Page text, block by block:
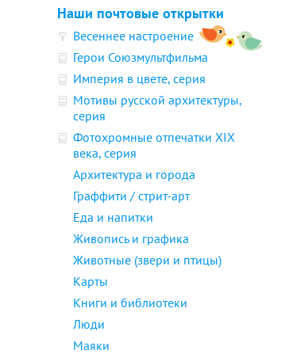
Наши почтовые открытки
Весеннее настроение
Герои Союзмультфильма
Империя в цвете, серия
Мотивы русской архитектуры,
серия
Фотохромные отпечатки XIX
века, серия
Архитектура и города
Граффити / стрит-арт
Еда и напитки
Живопись и графика
Животные (звери и птицы)
Карты
Книги и библиотеки
Люди
Маяки